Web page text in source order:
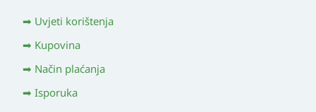
Uvjeti korištenja
Kupovina
Način plaćanja
Isporuka